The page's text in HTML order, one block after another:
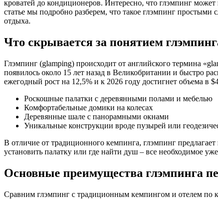
кроватей до кондиционеров. Интересно, что глэмпинг
статье мы подробно разберем, что такое глэмпинг
отдыха.
Что скрывается за понятием
Глэмпинг (glamping) происходит от английского термина
появилось около 15 лет назад в Великобритании и быстро
ежегодный рост на 12,5% и к 2026 году достигнет объема в
Роскошные палатки с деревянными полами и мебелью
Комфортабельные домики на колесах
Деревянные шале с панорамными окнами
Уникальные конструкции вроде пузырей или
В отличие от традиционного кемпинга, глэмпинг
установить палатку или где найти душ – все необходимое
Основные преимущества глэмпинга
Сравним глэмпинг с традиционным кемпингом и отелем по